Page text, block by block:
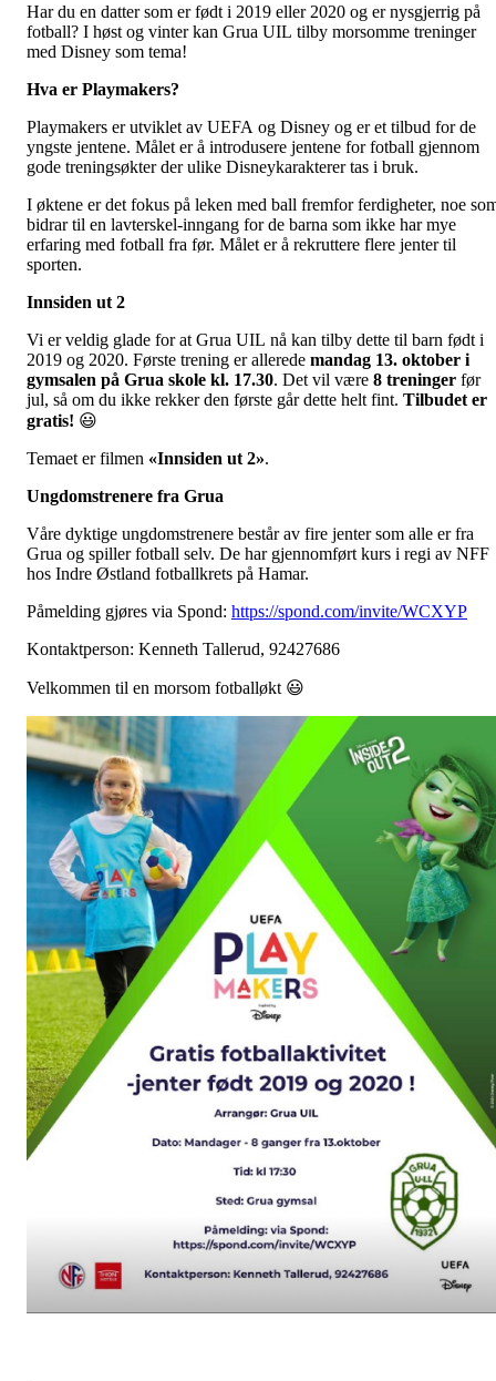
Har du en datter som er født i 2019 eller 2020 og er nysgjerrig på
fotball? I høst og vinter kan Grua UIL tilby morsomme treninger
med Disney som tema!
Hva er Playmakers?
Playmakers er utviklet av UEFA og Disney og er et tilbud for de
yngste jentene. Målet er å introdusere jentene for fotball gjennom
gode treningsøkter der ulike Disneykarakterer tas i bruk.
I øktene er det fokus på leken med ball fremfor ferdigheter, noe
bidrar til en lavterskel-inngang for de barna som ikke har mye
erfaring med fotball fra før. Målet er å rekruttere flere jenter til
sporten.
Innsiden ut 2
Vi er veldig glade for at Grua UIL nå kan tilby dette til barn født i
2019 og 2020. Første trening er allerede mandag 13. oktober i
gymsalen på Grua skole kl. 17.30. Det vil være 8 treninger før
jul, så om du ikke rekker den første går dette helt fint. Tilbudet er
gratis! 😃
Temaet er filmen «Innsiden ut 2».
Ungdomstrenere fra Grua
Våre dyktige ungdomstrenere består av fire jenter som alle er fra
Grua og spiller fotball selv. De har gjennomført kurs i regi av NFF
hos Indre Østland fotballkrets på Hamar.
Påmelding gjøres via Spond: https://spond.com/invite/WCXYP
Kontaktperson: Kenneth Tallerud, 92427686
Velkommen til en morsom fotballøkt 😃